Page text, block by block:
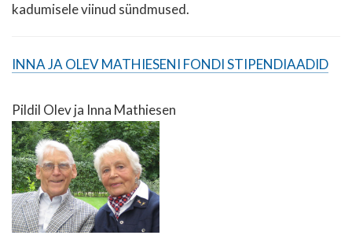
kadumisele viinud sündmused.
INNA JA OLEV MATHIESENI FONDI STIPENDIAADID
Pildil Olev ja Inna Mathiesen